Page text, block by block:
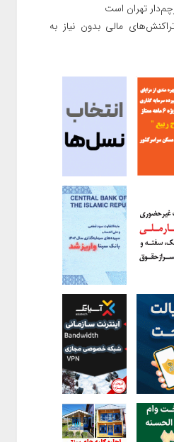
تهران است
مالی بدون نیاز به